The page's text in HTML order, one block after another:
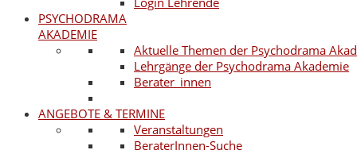
PSYCHODRAMA
AKADEMIE
Aktuelle Themen der Psychodrama
Lehrgänge der Psychodrama Akademie
Berater_innen
ANGEBOTE & TERMINE
Veranstaltungen
BeraterInnen-Suche